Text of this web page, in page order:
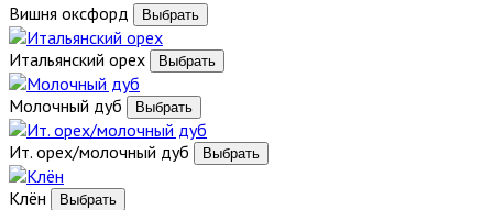
Вишня оксфорд
Итальянский орех
Молочный дуб
Ит. орех/молочный дуб
Клён